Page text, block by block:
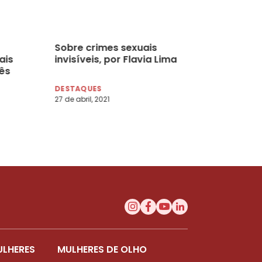
Sobre crimes sexuais
invisíveis, por Flavia Lima
DESTAQUES
27 de abril, 2021
MULHERES DE OLHO